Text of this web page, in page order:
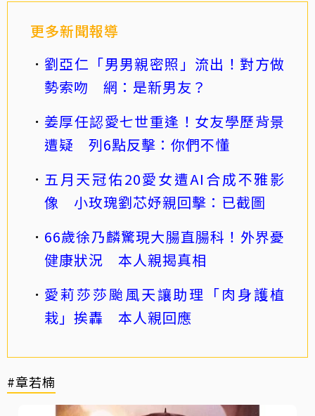
更多新聞報導
劉亞仁「男男親密照」流出！對方做
勢索吻 網：是新男友？
姜厚任認愛七世重逢！女友學歷背景
遭疑 列6點反擊：你們不懂
五月天冠佑20愛女遭AI合成不雅影
像 小玫瑰劉芯妤親回擊：已截圖
66歲徐乃麟驚現大腸直腸科！外界憂
健康狀況 本人親揭真相
愛莉莎莎颱風天讓助理「肉身護植
栽」挨轟 本人親回應
#章若楠